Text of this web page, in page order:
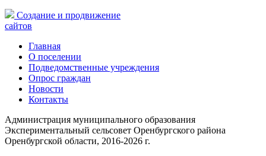
Создание и продвижение
сайтов
Главная
О поселении
Подведомственные учреждения
Опрос граждан
Новости
Контакты
Администрация муниципального образования
Экспериментальный сельсовет Оренбургского района
Оренбургской области, 2016-2026 г.